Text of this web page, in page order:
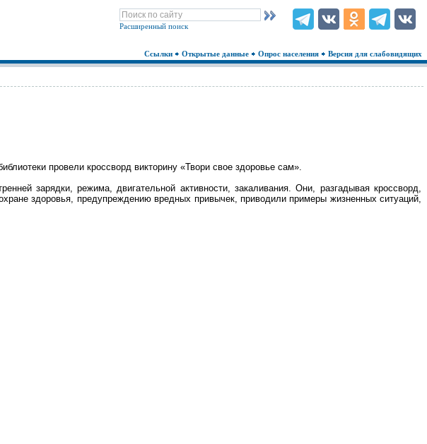
Расширенный поиск
Ссылки Открытые данные Опрос населения Версия для слабовидящих
провели кроссворд викторину «Твори свое здоровье сам».
зарядки, режима, двигательной активности, закаливания. Они, разгадывая кроссворд,
здоровья, предупреждению вредных привычек, приводили примеры жизненных ситуаций,